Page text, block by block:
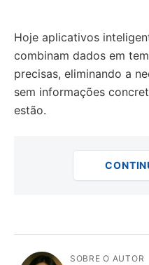
Hoje aplicativos
combinam dados em
precisas, eliminando a
sem informações
estão.
SOBRE O AUTOR